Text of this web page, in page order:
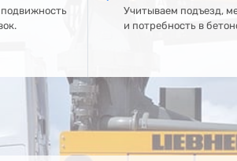
Учитываем подъезд,
и потребность в